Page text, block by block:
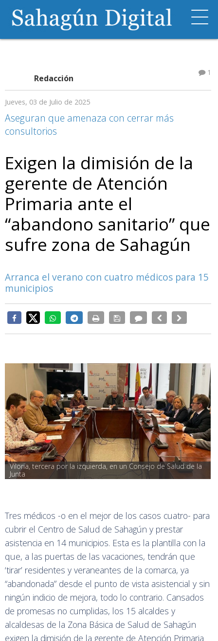
Redacción
1
Jueves, 03 de Julio de 2025
Aseguran que amenaza con cerrar más
consultorios
Exigen la dimisión de la
gerente de Atención
Primaria ante el
“abandono sanitario” que
sufre zona de Sahagún
Arranca el verano con cuatro médicos para 15
municipios
Viloria, tercera por la izquierda, en un Consejo de Salud de la
Junta
Tres médicos -o en el mejor de los casos cuatro- para
cubrir el Centro de Salud de Sahagún y prestar
asistencia en 14 municipios. Esta es la plantilla con la
que, a las puertas de las vacaciones, tendrán que
‘tirar’ residentes y veraneantes de la comarca, ya
“abandonada” desde el punto de vista asistencial y sin
ningún indicio de mejora, todo lo contrario. Cansados
de promesas no cumplidas, los 15 alcaldes y
alcaldesas de la Zona Básica de Salud de Sahagún
exigen la dimisión de la gerente de Atención Primaria